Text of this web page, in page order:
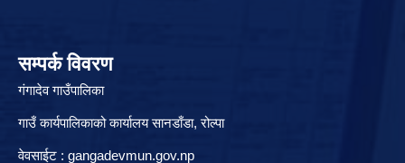
सम्पर्क विवरण
गंगादेव गाउँपालिका
गाउँ कार्यपालिकाको कार्यालय सानडाँडा, रो‍‍ल्पा
वेवसाईट : gangadevmun.gov.np